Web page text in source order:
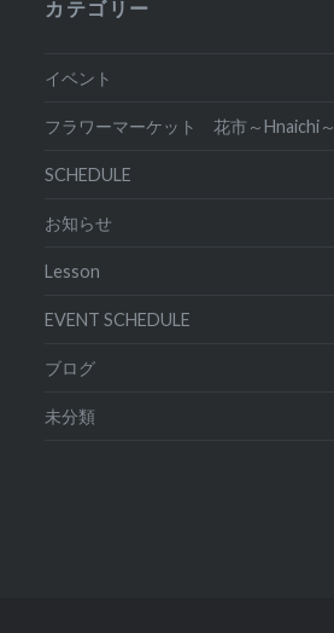
カテゴリー
イベント
フラワーマーケット 花市～Hnaichi～
SCHEDULE
お知らせ
Lesson
EVENT SCHEDULE
ブログ
未分類